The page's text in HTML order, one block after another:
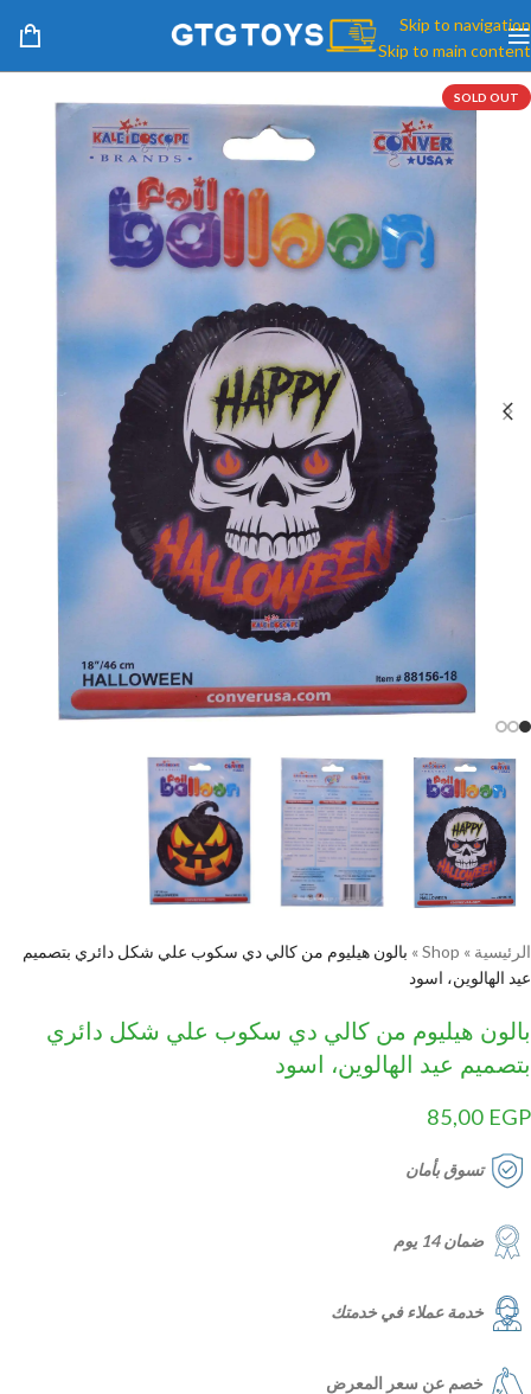
Skip to navigation
Skip to main content
SOLD OUT
الرئيسية »
Shop
» بالون هيليوم من كالي دي سكوب علي شكل دائري بتصميم
عيد الهالوين، اسود
بالون هيليوم من كالي دي سكوب علي شكل دائري
بتصميم عيد الهالوين، اسود
85,00 EGP
تسوق بأمان
ضمان 14 يوم
خدمة عملاء في خدمتك
خصم عن سعر المعرض